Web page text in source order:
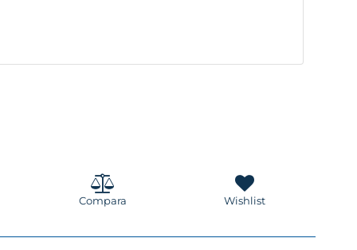
Compara Wishlist